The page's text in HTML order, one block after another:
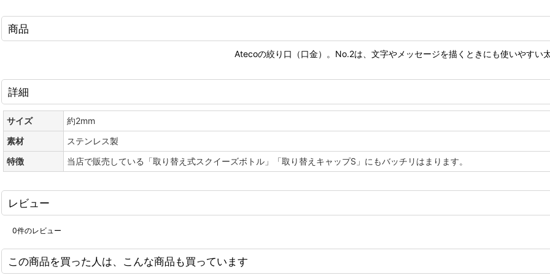
商品
Atecoの絞り口（口金）。No.2は、文字やメッセージを描くときにも使いやすい
詳細
サイズ
約2mm
素材
ステンレス製
特徴
当店で販売している「取り替え式スクイーズボトル」「取り替えキャップS」にもバッチリはまります。
レビュー
0件のレビュー
この商品を買った人は、こんな商品も買っています